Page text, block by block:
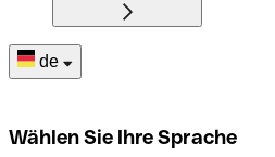
de
Wählen Sie Ihre Sprache